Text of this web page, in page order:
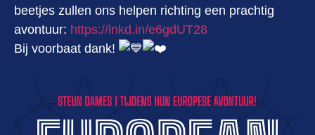
beetjes zullen ons helpen richting een prachtig
avontuur: https://lnkd.in/e6gdUT28
Bij voorbaat dank!